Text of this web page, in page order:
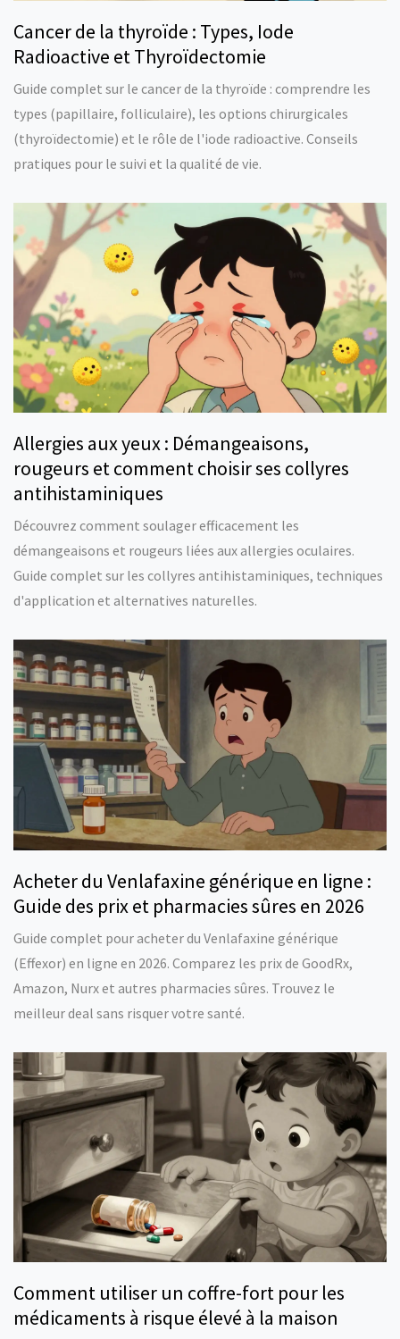
Cancer de la thyroïde : Types, Iode
Radioactive et Thyroïdectomie
Guide complet sur le cancer de la thyroïde : comprendre les
types (papillaire, folliculaire), les options chirurgicales
(thyroïdectomie) et le rôle de l'iode radioactive. Conseils
pratiques pour le suivi et la qualité de vie.
Allergies aux yeux : Démangeaisons,
rougeurs et comment choisir ses collyres
antihistaminiques
Découvrez comment soulager efficacement les
démangeaisons et rougeurs liées aux allergies oculaires.
Guide complet sur les collyres antihistaminiques, techniques
d'application et alternatives naturelles.
Acheter du Venlafaxine générique en ligne :
Guide des prix et pharmacies sûres en 2026
Guide complet pour acheter du Venlafaxine générique
(Effexor) en ligne en 2026. Comparez les prix de GoodRx,
Amazon, Nurx et autres pharmacies sûres. Trouvez le
meilleur deal sans risquer votre santé.
Comment utiliser un coffre-fort pour les
médicaments à risque élevé à la maison